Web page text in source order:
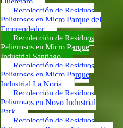
Recolección de Residuos
Peligrosos en Micro Parque del
Emprendedor
Recolección de Residuos
Peligrosos en Micro Parque
Industrial Santiago
Recolección de Residuos
Peligrosos en Micro Parque
Industrial La Noria
Recolección de Residuos
Peligrosos en Novo Industrial
Park
Recolección de Residuos